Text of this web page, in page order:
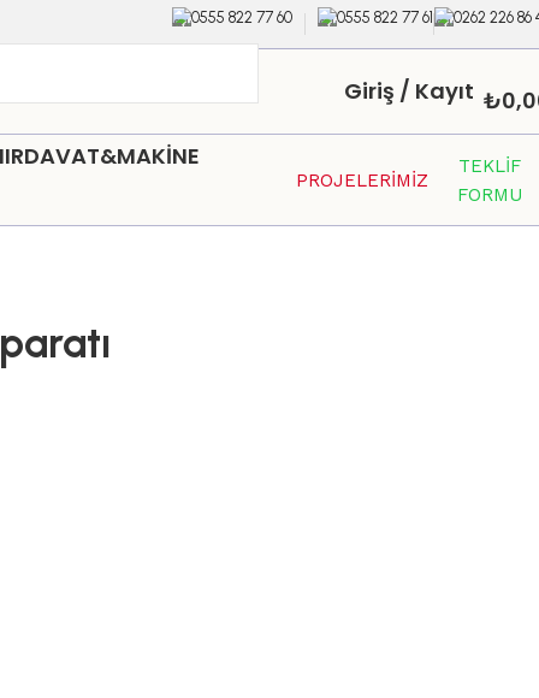
0555 822 77 60 0555 822 77 61 0262 226 86
Giriş / Kayıt ₺
PROJELERİMİZ
TEKLİF
FORMU